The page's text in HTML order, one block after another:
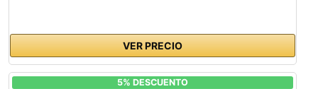
VER PRECIO
5% DESCUENTO